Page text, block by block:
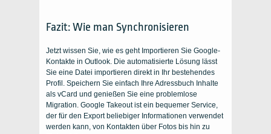
Fazit: Wie man Synchronisieren
Jetzt wissen Sie, wie es geht Importieren Sie Google-
Kontakte in Outlook. Die automatisierte Lösung lässt
Sie eine Datei importieren direkt in Ihr bestehendes
Profil. Speichern Sie einfach Ihre Adressbuch Inhalte
als vCard und genießen Sie eine problemlose
Migration. Google Takeout ist ein bequemer Service,
der für den Export beliebiger Informationen verwendet
werden kann, von Kontakten über Fotos bis hin zu